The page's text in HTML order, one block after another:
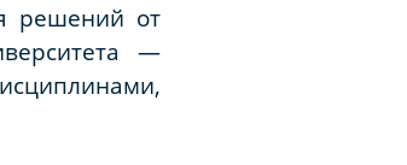
решений от
—